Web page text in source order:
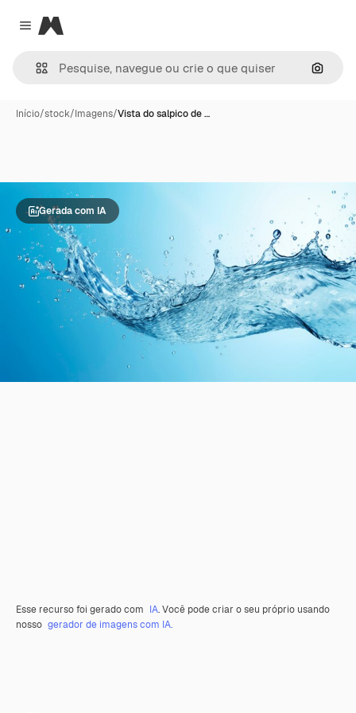
Close menu
Magnific
Início/stock/Imagens/Vista do salpico de …
Gerada com IA
Esse recurso foi gerado com IA. Você pode criar o seu próprio usando
nosso gerador de imagens com IA.